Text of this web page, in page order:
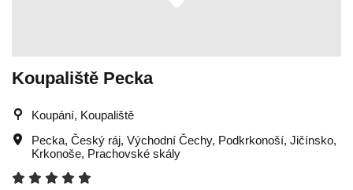
Koupaliště Pecka
Koupání, Koupaliště
Pecka, Český ráj, Východní Čechy, Podkrkonoší, Jičínsko,
Krkonoše, Prachovské skály